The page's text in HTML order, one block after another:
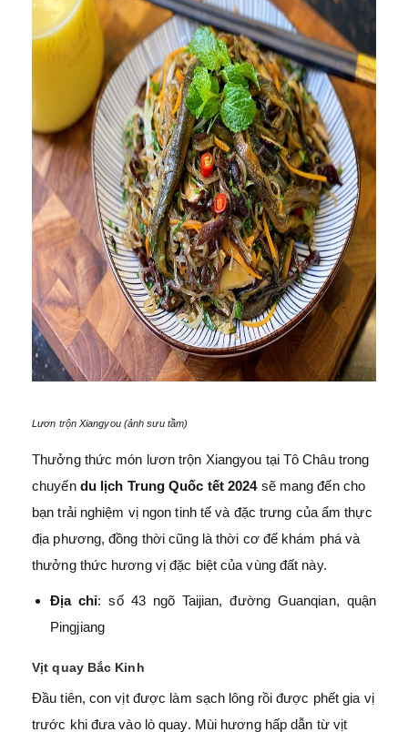
Lươn trộn Xiangyou (ảnh sưu tầm)
Thưởng thức món lươn trộn Xiangyou tại Tô Châu trong
chuyến du lịch Trung Quốc tết 2024 sẽ mang đến cho
bạn trải nghiệm vị ngon tinh tế và đặc trưng của ẩm thực
địa phương, đồng thời cũng là thời cơ để khám phá và
thưởng thức hương vị đặc biệt của vùng đất này.
Địa chỉ: số 43 ngõ Taijian, đường Guanqian, quận
Pingjiang
Vịt quay Bắc Kinh
Đầu tiên, con vịt được làm sạch lông rồi được phết gia vị
trước khi đưa vào lò quay. Mùi hương hấp dẫn từ vịt